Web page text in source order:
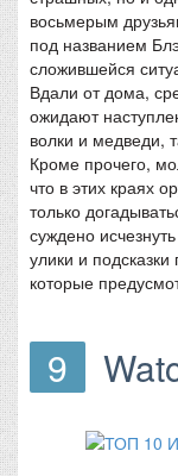
восьмерым
под названием
сложившейся
Вдали от дома,
ожидают
волки и медведи,
Кроме прочего,
что в этих краях
только
суждено
улики и
которые
9